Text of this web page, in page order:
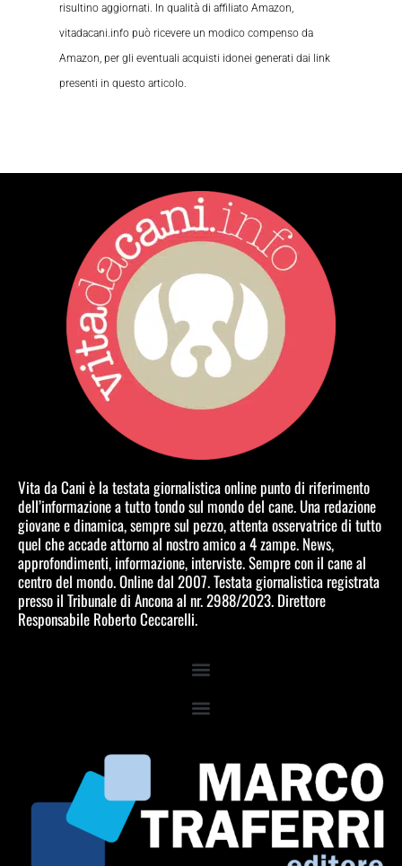
risultino aggiornati. In qualità di affiliato Amazon,
vitadacani.info può ricevere un modico compenso da
Amazon, per gli eventuali acquisti idonei generati dai link
presenti in questo articolo.
Vita da Cani è la testata giornalistica online punto di riferimento
dell’informazione a tutto tondo sul mondo del cane. Una redazione
giovane e dinamica, sempre sul pezzo, attenta osservatrice di tutto
quel che accade attorno al nostro amico a 4 zampe. News,
approfondimenti, informazione, interviste. Sempre con il cane al
centro del mondo. Online dal 2007. Testata giornalistica registrata
presso il Tribunale di Ancona al nr. 2988/2023. Direttore
Responsabile Roberto Ceccarelli.